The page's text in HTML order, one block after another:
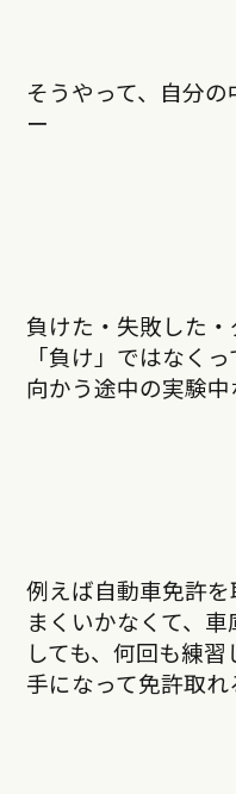
そうやって、自分
ー
負けた・失敗した
「負け」ではなく
向かう途中の実験中
例えば自動車免許
まくいかなくて、
しても、何回も練
手になって免許取れ